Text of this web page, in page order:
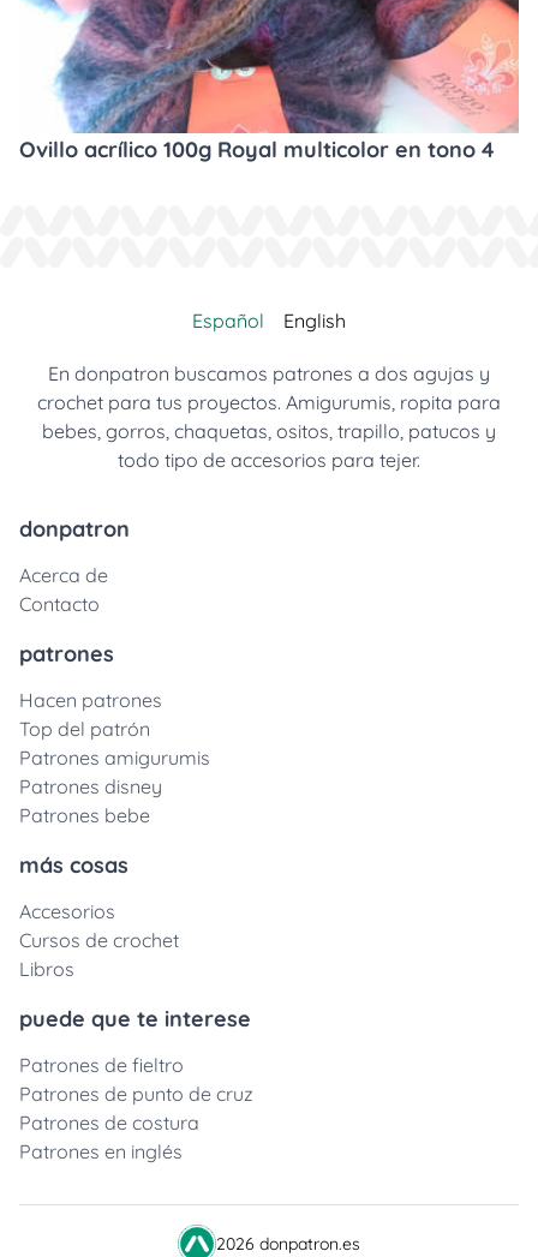
Ovillo acrílico 100g Royal multicolor en tono 4
Español English
En donpatron buscamos patrones a dos agujas y
crochet para tus proyectos. Amigurumis, ropita para
bebes, gorros, chaquetas, ositos, trapillo, patucos y
todo tipo de accesorios para tejer.
donpatron
Acerca de
Contacto
patrones
Hacen patrones
Top del patrón
Patrones amigurumis
Patrones disney
Patrones bebe
más cosas
Accesorios
Cursos de crochet
Libros
puede que te interese
Patrones de fieltro
Patrones de punto de cruz
Patrones de costura
Patrones en inglés
2026 donpatron.es